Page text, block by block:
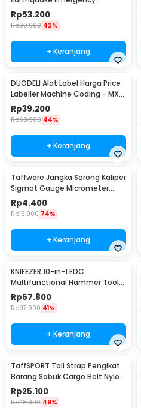
Outdoor Survival - JT21
Rp53.200
Rp90.900 42%
+ Keranjang
DUODELI Alat Label Harga Price
Labeller Machine Coding - MX-
5500
Rp39.200
Rp68.900 44%
+ Keranjang
Taffware Jangka Sorong Kaliper
Sigmat Gauge Micrometer
150mm - QST-600
Rp4.400
Rp16.900 74%
+ Keranjang
KNIFEZER 10-in-1 EDC
Multifunctional Hammer Tool
for Camping Survival - WL-
9003
Rp57.800
Rp97.900 41%
+ Keranjang
TaffSPORT Tali Strap Pengikat
Barang Sabuk Cargo Belt Nylon
5M - XR2
Rp25.100
Rp48.900 49%